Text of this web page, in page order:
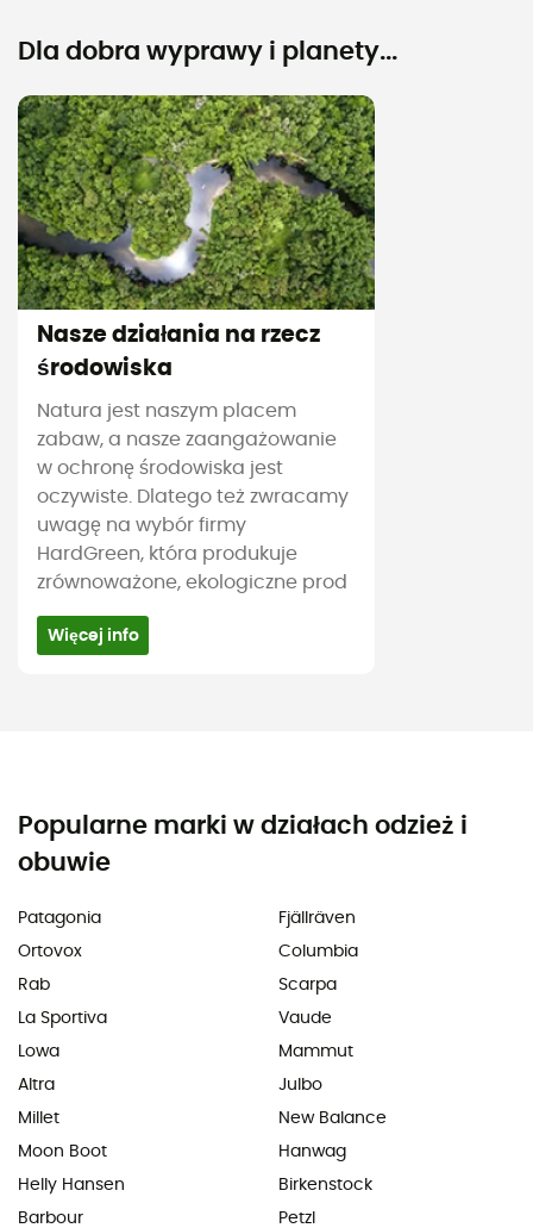
Dla dobra wyprawy i planety...
Nasze działania na rzecz
środowiska
Natura jest naszym placem
zabaw, a nasze zaangażowanie
w ochronę środowiska jest
oczywiste. Dlatego też zwracamy
uwagę na wybór firmy
HardGreen, która produkuje
zrównoważone, ekologiczne prod
Więcej info
Popularne marki w działach odzież i
obuwie
Patagonia
Ortovox
Rab
La Sportiva
Lowa
Altra
Millet
Moon Boot
Helly Hansen
Barbour
Fjällräven
Columbia
Scarpa
Vaude
Mammut
Julbo
New Balance
Hanwag
Birkenstock
Petzl